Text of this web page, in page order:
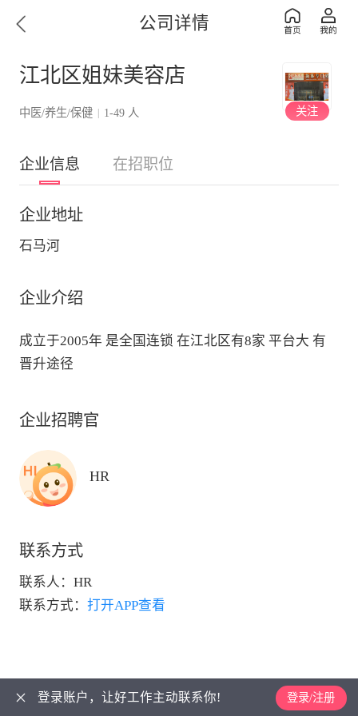
公司详情
江北区姐妹美容店
中医/养生/保健 | 1-49 人 关注
企业信息 在招职位
企业地址
石马河
企业介绍
成立于2005年 是全国连锁 在江北区有8家 平台大 有
晋升途径
企业招聘官
HR
联系方式
联系人： HR
联系方式： 打开APP查看
登录账户，让好工作主动联系你! 登录/注册